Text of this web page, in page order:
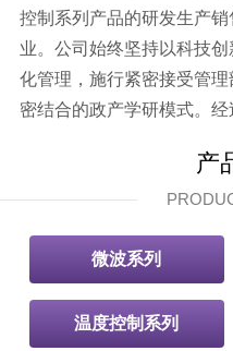
控制系列产品的研发生产
业。公司始终坚持以科技
化管理，施行紧密接受管
密结合的政产学研模式。
产
微波系列
温度控制系列